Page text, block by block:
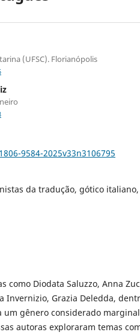
(UFSC). Florianópolis
9584-2025v33n3106795
da tradução, gótico
como Diodata Saluzzo, Anna
Invernizio, Grazia Deledda,
um gênero considerado
autoras exploraram temas